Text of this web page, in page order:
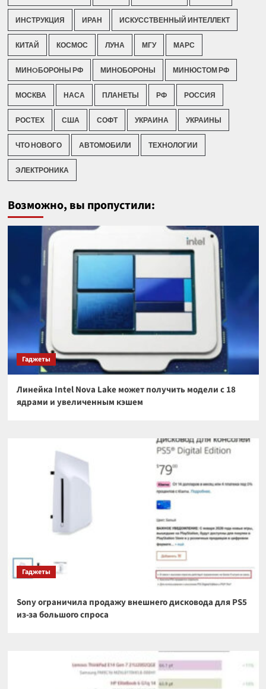
ИНСТРУКЦИЯ ИРАН ИСКУССТВЕННЫЙ ИНТЕЛЛЕКТ
КИТАЙ КОСМОС ЛУНА МГУ МАРС
МИНOБОРОНЫ РФ МИНОБОРОНЫ МИНЮСТОМ РФ
МОСКВА НАСА ПЛАНЕТЫ РФ РОССИЯ
РОСТЕХ США СОФТ УКРАИНА УКРАИНЫ
ЧТО НОВОГО АВТОМОБИЛИ ТЕХНОЛОГИИ
ЭЛЕКТРОНИКА
Возможно, вы пропустили:
Гаджеты
Линейка Intel Nova Lake может получить модели с 18
ядрами и увеличенным кэшем
Гаджеты
Sony ограничила продажу внешнего дисковода для PS5
из-за большого спроса